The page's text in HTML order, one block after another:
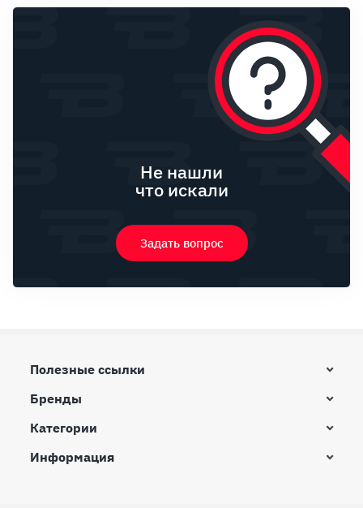
Не нашли
что искали
Задать вопрос
Полезные ссылки
Бренды
Категории
Информация